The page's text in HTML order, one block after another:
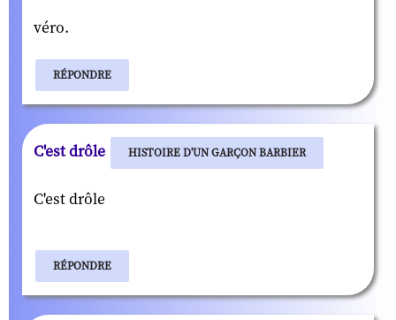
véro.
RÉPONDRE
C'est drôle HISTOIRE D'UN GARÇON BARBIER
C'est drôle
RÉPONDRE